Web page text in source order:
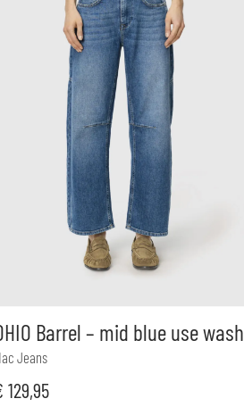
Barrel – mid blue use wash
Jeans
129,95